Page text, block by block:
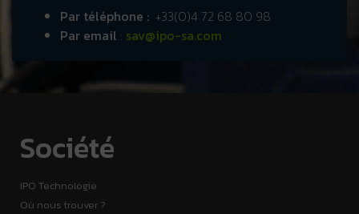
Par téléphone : +33(0)4 72 68 80 98
Par email : sav@ipo-sa.com
Société
IPO Technologie
Où nous trouver ?